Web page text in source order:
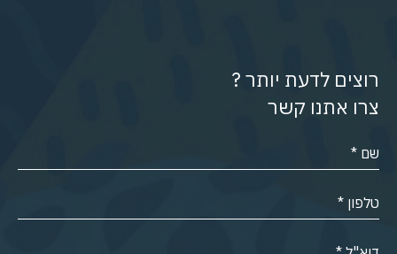
רוצים לדעת יותר ?
צרו אתנו קשר